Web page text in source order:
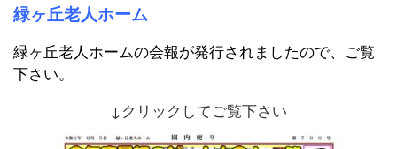
緑ヶ丘老人ホーム
緑ヶ丘老人ホームの会報が発行されましたので、ご覧
下さい。
↓クリックしてご覧下さい